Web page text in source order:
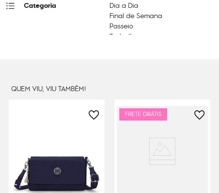
Categoria
Dia a Dia
Final de Semana
Passeio
Trabalho
Peso
QUEM VIU, VIU TAMBÉM!
FRETE GRÁTIS